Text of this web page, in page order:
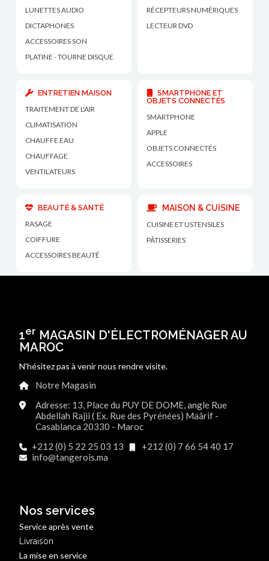
LUNETTES AUDIO
DICTAPHONES
ACCESSOIRES SON
PLATINE - TOURNE DISQUE
RÉCEPTEURS NUMÉRIQUES
LECTEUR DVD
ENTRETIEN MAISON
TRAITEMENT DE L'AIR
CLIMATISATION
CHAUFFE EAU
CHAUFFAGE
VENTILATEURS
SMARTPHONE ET
OBJETS CONNECTÉS
SMARTPHONE
APPLE
OBJETS CONNECTÉS
ACCESSOIRES
BEAUTÉ & SANTÉ
RASAGE
COIFFURE
ACCESSOIRES BEAUTÉ
MAISON & CUISINE
CUISINE ET USTENSILES
PÂTISSERIES
1er MAGASIN D'ÉLECTROMÉNAGER AU
MAROC
N'hésitez pas à venir nous rendre visite.
Notre Magasin
Adresse: 13, Place du PUY DE DOME, angle Rue
Abdellah Rajii ( Ex. Rue des Pyrénées) Maârif -
Casablanca 20330 - Maroc
+212 (0) 5 22 25 03 13
+212 (0) 7 66 54 40 17
info@tangerois.ma
Nos services
Service après vente
Livraison
La mise en service